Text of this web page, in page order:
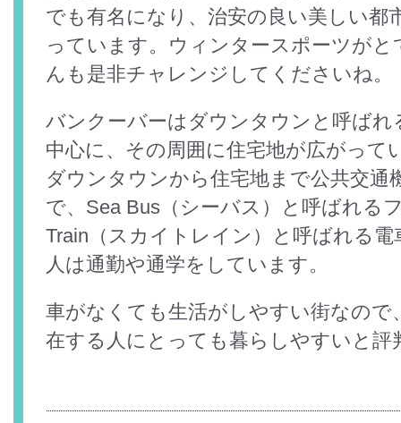
でも有名になり、治安の良い美しい都
っています。ウィンタースポーツが
んも是非チャレンジしてくださいね。
バンクーバーはダウンタウンと呼ばれ
中心に、その周囲に住宅地が広がって
ダウンタウンから住宅地まで公共交通
で、Sea Bus（シーバス）と呼ばれる
Train（スカイトレイン）と呼ばれる
人は通勤や通学をしています。
車がなくても生活がしやすい街なので
在する人にとっても暮らしやすいと評